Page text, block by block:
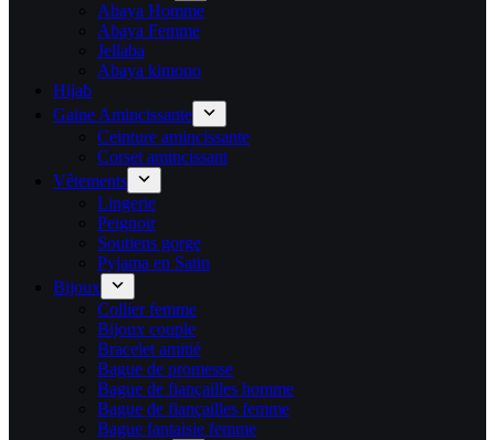
Abaya Homme
Abaya Femme
Jellaba
Abaya kimono
Hijab
Gaine Amincissante
Ceinture amincissante
Corset amincissant
Vêtements
Lingerie
Peignoir
Soutiens gorge
Pyjama en Satin
Bijoux
Collier femme
Bijoux couple
Bracelet amitié
Bague de promesse
Bague de fiançailles homme
Bague de fiançailles femme
Bague fantaisie femme